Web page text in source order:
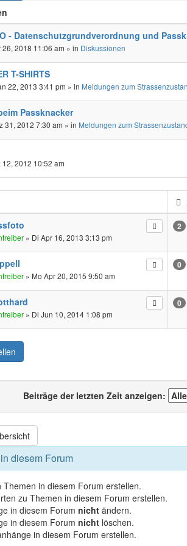
- Datenschutzgrundverordnung und
26, 2018 11:06 am » in Diskussionen
T-SHIRTS
22, 2013 3:41 pm » in Meldungen zum
Passknacker
31, 2012 7:30 am » in Meldungen zum
12, 2012 10:52 am
» Di Apr 16, 2013 3:13 pm
2
» Mo Apr 20, 2015 9:50 am
0
» Di Jun 10, 2014 1:08 pm
0
Beiträge der letzten Zeit anzeigen:
diesem Forum
Themen in diesem Forum erstellen.
zu Themen in diesem Forum erstellen.
in diesem Forum nicht ändern.
in diesem Forum nicht löschen.
in diesem Forum erstellen.